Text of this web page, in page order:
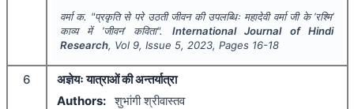
वर्मा क. "प्रकृति से परे उठती जीवन की उपलब्धिः महादेवी वर्मा जी के ’रश्मि’
काव्य में ’जीवन’ कविता". International Journal of Hindi
Research, Vol 9, Issue 5, 2023, Pages 16-18
6
अज्ञेयः यात्राओं की अन्तर्यात्रा
Authors: शुभांगी श्रीवास्तव